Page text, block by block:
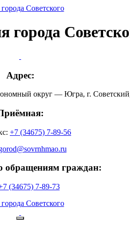
города
Адрес:
округ — Югра, г.
+7 (34675) 7-89-56
обращениям граждан:
(34675) 7-89-73